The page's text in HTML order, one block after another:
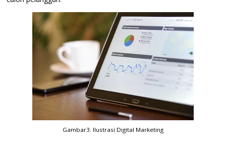
Gambar3. Ilustrasi Digital Marketing